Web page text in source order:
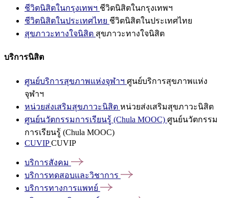
ชีวิตนิสิตในกรุงเทพฯ ชีวิตนิสิตในกรุงเทพฯ
ชีวิตนิสิตในประเทศไทย ชีวิตนิสิตในประเทศไทย
สุขภาวะทางใจนิสิต สุขภาวะทางใจนิสิต
บริการนิสิต
ศูนย์บริการสุขภาพแห่งจุฬาฯ ศูนย์บริการสุขภาพแห่ง
จุฬาฯ
หน่วยส่งเสริมสุขภาวะนิสิต หน่วยส่งเสริมสุขภาวะนิสิต
ศูนย์นวัตกรรมการเรียนรู้ (Chula MOOC) ศูนย์นวัตกรรม
การเรียนรู้ (Chula MOOC)
CUVIPCUVIP
บริการสังคม
บริการทดสอบและวิชาการ
บริการทางการแพทย์